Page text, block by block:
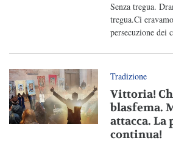
Senza tregua.
tregua.Ci
persecuzione dei
Tradizione
Vittoria!
blasfema.
attacca. La
continua!